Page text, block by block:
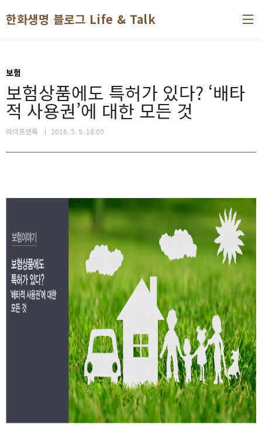
한화생명 블로그 Life & Talk
보험
보험상품에도 특허가 있다? ‘배타
적 사용권’에 대한 모든 것
라이프앤톡 2016. 5. 9. 18:00